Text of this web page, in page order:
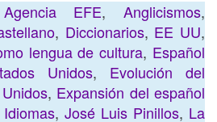
Agencia EFE, Anglicismos,
, Diccionarios, EE UU,
lengua de cultura, Español
Unidos, Evolución del
, Expansión del español
Idiomas, José Luis Pinillos, La